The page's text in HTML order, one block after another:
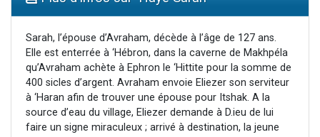
12 nouvelles musiques dans Torah-Box Music
3 personnes viennent de nous rejoindre sur WhatsApp
Sarah, l’épouse d’Avraham, décède à l’âge de 127 ans.
Elle est enterrée à ‘Hébron, dans la caverne de Makhpéla
qu’Avraham achète à Ephron le ‘Hittite pour la somme de
400 sicles d’argent. Avraham envoie Eliezer son serviteur
à ‘Haran afin de trouver une épouse pour Itshak. A la
source d’eau du village, Eliezer demande à D.ieu de lui
faire un signe miraculeux ; arrivé à destination, la jeune